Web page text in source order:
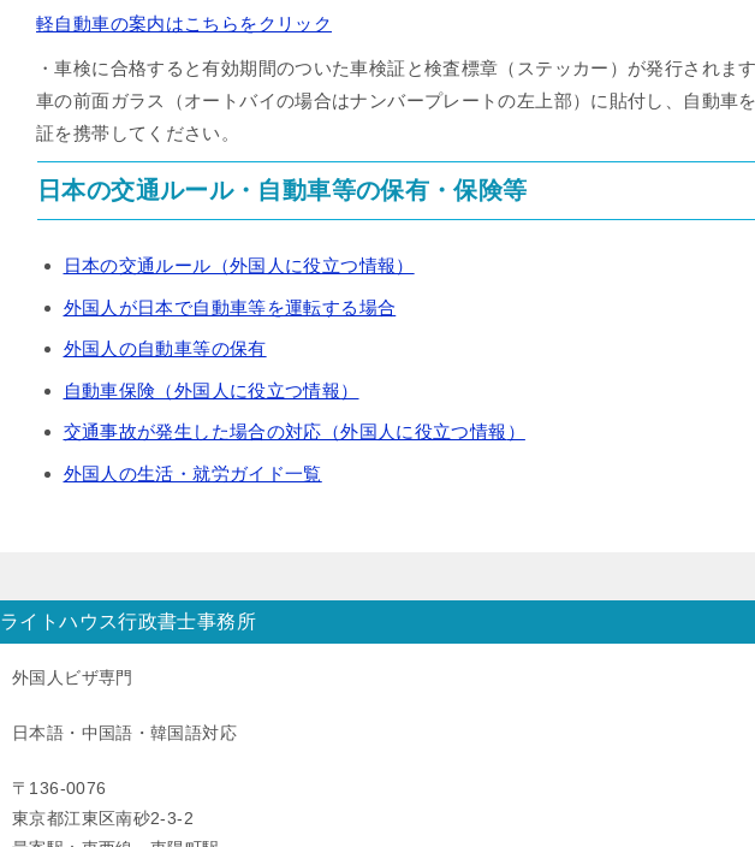
軽自動車の案内はこちらをクリック
・車検に合格すると有効期間のついた車検証と検査標章（ステッカー）が発行されま
車の前面ガラス（オートバイの場合はナンバープレートの左上部）に貼付し、自動車
証を携帯してください。
日本の交通ルール・自動車等の保有・保険等
日本の交通ルール（外国人に役立つ情報）
外国人が日本で自動車等を運転する場合
外国人の自動車等の保有
自動車保険（外国人に役立つ情報）
交通事故が発生した場合の対応（外国人に役立つ情報 ）
外国人の生活・就労ガイド一覧
ライトハウス行政書士事務所
外国人ビザ専門
日本語・中国語・韓国語対応
〒136-0076
東京都江東区南砂2-3-2